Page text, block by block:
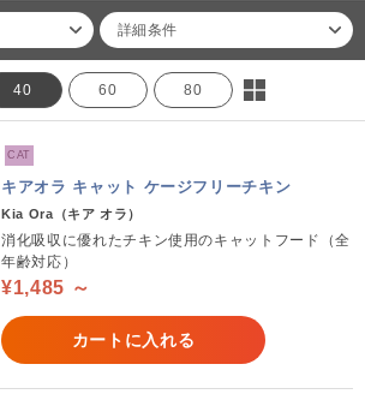
詳細条件
40 60 80
CAT
キアオラ キャット ケージフリーチキン
Kia Ora（キア オラ）
消化吸収に優れたチキン使用のキャットフード（全
年齢対応）
¥1,485 ～
カートに入れる